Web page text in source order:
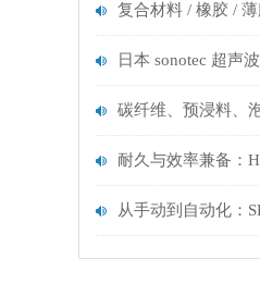
日本 sonotec 超声